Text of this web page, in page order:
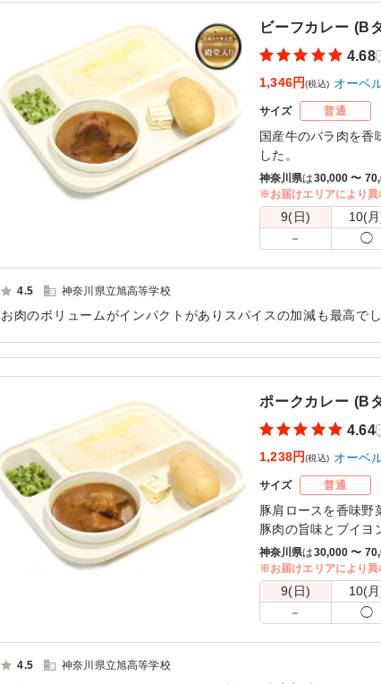
ビーフカレー (B
4.68
1,346円(税込) オーベ
サイズ 普通
国産牛のバラ肉を香
した。
濃厚な牛肉の旨味と
度に味わえるオーベ
※喫食までにバター
きるご用意をお願い
※オプションにて店
また、画像サンプ
粧箱)」をご参照く
神奈川県は30,000 〜
※お届けエリアにより異
9(日) 10(
－ ◯
4.5 神奈川県立旭高等学校
お肉のボリュームがインパクトがありスパイスの加減も最高でし
ご利用シーン：－
ポークカレー (B
4.64
1,238円(税込) オーベ
サイズ 普通
豚肩ロースを香味野
豚肉の旨味とブイヨ
濃厚だけど、後味さ
※喫食までにバター
きるご用意をお願い
※オプションにて店
ております。ご希望
神奈川県は30,000 〜
※お届けエリアにより異
9(日) 10(
－ ◯
4.5 神奈川県立旭高等学校